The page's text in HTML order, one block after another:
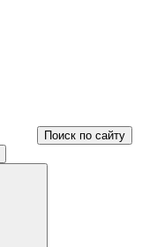
Поиск по сайту